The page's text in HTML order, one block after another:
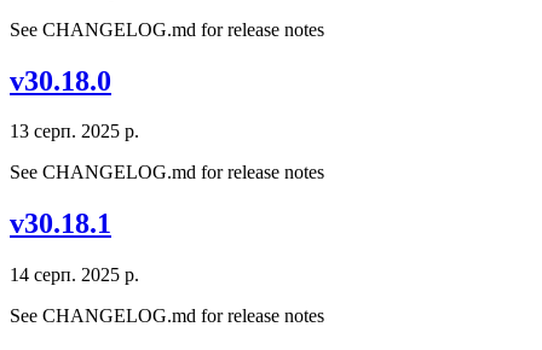
See CHANGELOG.md for release notes
v30.18.0
13 серп. 2025 р.
See CHANGELOG.md for release notes
v30.18.1
14 серп. 2025 р.
See CHANGELOG.md for release notes